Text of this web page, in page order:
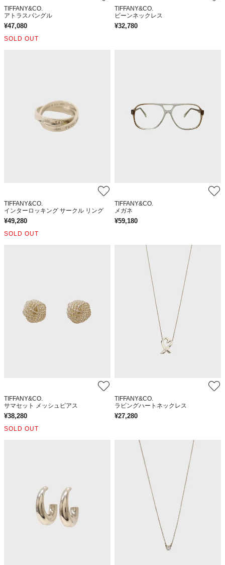
TIFFANY&CO.
アトラスバングル
¥47,080
SOLD OUT
TIFFANY&CO.
ビーンネックレス
¥32,780
TIFFANY&CO.
インターロッキング サークル リング
¥49,280
SOLD OUT
TIFFANY&CO.
メガネ
¥59,180
TIFFANY&CO.
サマセット メッシュピアス
¥38,280
SOLD OUT
TIFFANY&CO.
ラビングハートネックレス
¥27,280